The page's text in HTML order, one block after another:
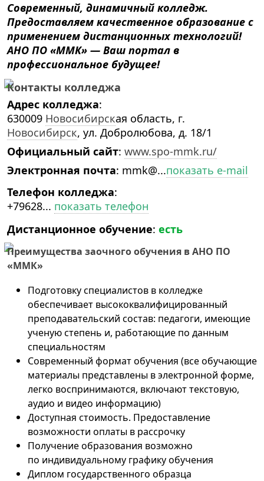
Современный, динамичный колледж.
Предоставляем качественное образование с
применением дистанционных технологий!
АНО ПО «ММК» — Ваш портал в
профессиональное будущее!
Контакты колледжа
Адрес колледжа:
630009 Новосибирская область, г.
Новосибирск, ул. Добролюбова, д. 18/1
Официальный сайт: www.spo-mmk.ru/
Электронная почта: mmk@...показать e-mail
Телефон колледжа:
+79628... показать телефон
Дистанционное обучение: есть
Преимущества заочного обучения в АНО ПО
«ММК»
Подготовку специалистов в колледже
обеспечивает высококвалифицированный
преподавательский состав: педагоги, имеющие
ученую степень и, работающие по данным
специальностям
Современный формат обучения (все обучающие
материалы представлены в электронной форме,
легко воспринимаются, включают текстовую,
аудио и видео информацию)
Доступная стоимость. Предоставление
возможности оплаты в рассрочку
Получение образования возможно
по индивидуальному графику обучения
Диплом государственного образца